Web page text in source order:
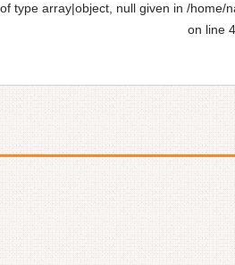
type array|object, null given in /home/
on line